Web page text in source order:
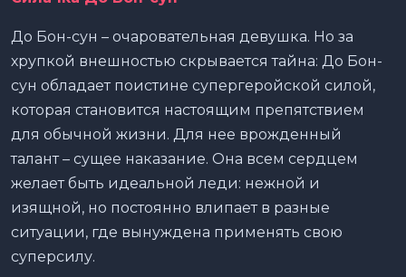
До Бон-сун – очаровательная девушка. Но за
хрупкой внешностью скрывается тайна: До Бон-
сун обладает поистине супергеройской силой,
которая становится настоящим препятствием
для обычной жизни. Для нее врожденный
талант – сущее наказание. Она всем сердцем
желает быть идеальной леди: нежной и
изящной, но постоянно влипает в разные
ситуации, где вынуждена применять свою
суперсилу.